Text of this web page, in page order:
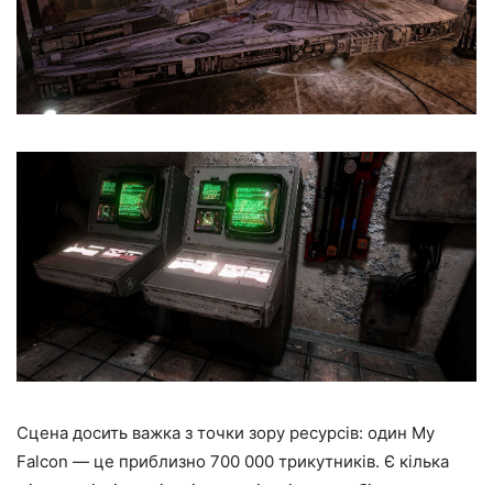
Сцена досить важка з точки зору ресурсів: один My
Falcon — це приблизно 700 000 трикутників. Є кілька